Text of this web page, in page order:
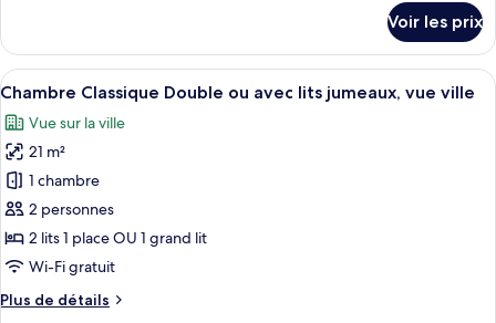
Double
ou
avec
lits
jumeaux
le
type
de
Chambre
Standard
Double
ou
avec
lits
jumeaux
Voir les prix
Afficher
toutes
les
photos
pour
ce
type
de
chambre :
Chambre
Une chambre d’hôtel moderne
4
Chambre Classique Double ou avec lits jumeaux, vue ville
Vue sur la ville
21 m²
1 chambre
2 personnes
2 lits 1 place OU 1 grand lit
Wi-Fi gratuit
Plus de détails
Plus